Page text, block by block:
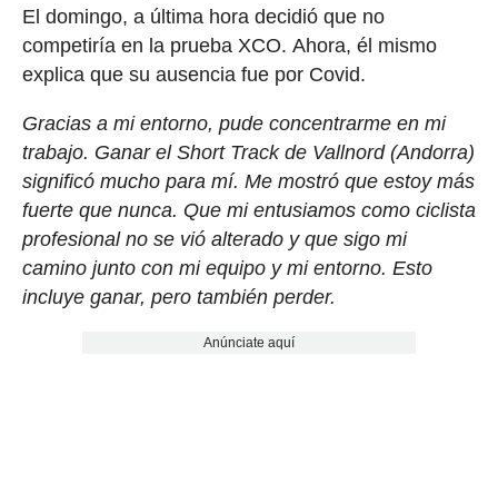
El domingo, a última hora decidió que no
competiría en la prueba XCO. Ahora, él mismo
explica que su ausencia fue por Covid.
Gracias a mi entorno, pude concentrarme en mi
trabajo. Ganar el Short Track de Vallnord (Andorra)
significó mucho para mí. Me mostró que estoy más
fuerte que nunca. Que mi entusiamos como ciclista
profesional no se vió alterado y que sigo mi
camino junto con mi equipo y mi entorno. Esto
incluye ganar, pero también perder.
Anúnciate aquí